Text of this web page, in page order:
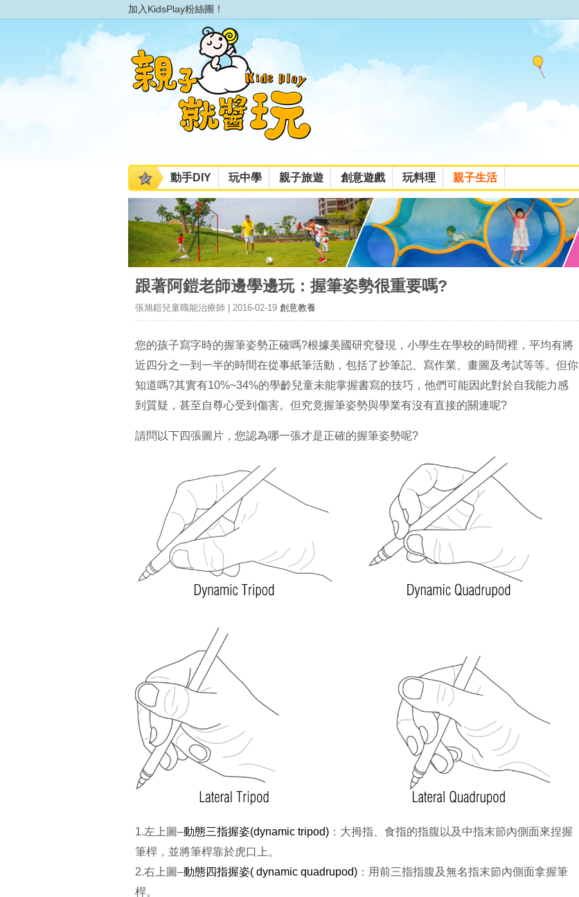
加入KidsPlay粉絲團！
動手DIY 玩中學 親子旅遊 創意遊戲 玩料理 親子生活
跟著阿鎧老師邊學邊玩：握筆姿勢很重要嗎?
張旭鎧兒童職能治療師 | 2016-02-19 創意教養
您的孩子寫字時的握筆姿勢正確嗎?根據美國研究發現，小學生在學校的時間裡，平均有將
近四分之一到一半的時間在從事紙筆活動，包括了抄筆記、寫作業、畫圖及考試等等。但你
知道嗎?其實有10%~34%的學齡兒童未能掌握書寫的技巧，他們可能因此對於自我能力感
到質疑，甚至自尊心受到傷害。但究竟握筆姿勢與學業有沒有直接的關連呢?
請問以下四張圖片，您認為哪一張才是正確的握筆姿勢呢?
1.左上圖–動態三指握姿(dynamic tripod) ：大拇指、食指的指腹以及中指末節內側面來捏握
筆桿，並將筆桿靠於虎口上。
2.右上圖–動態四指握姿( dynamic quadrupod) ：用前三指指腹及無名指末節內側面拿握筆
桿。